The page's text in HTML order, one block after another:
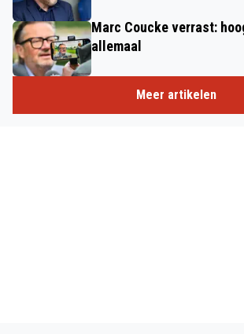
Marc Coucke verrast:
allemaal
Meer artikelen